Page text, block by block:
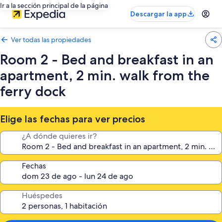
Ir a la sección principal de la página
Descargar la app
Ver todas las propiedades
Room 2 - Bed and breakfast in an
apartment, 2 min. walk from the
ferry dock
Elige las fechas para ver precios
¿A dónde quieres ir?
Fechas
Huéspedes